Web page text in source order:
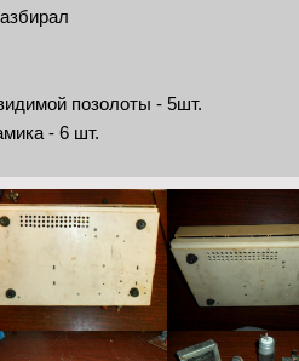
позолоты - 5шт.
- 6 шт.